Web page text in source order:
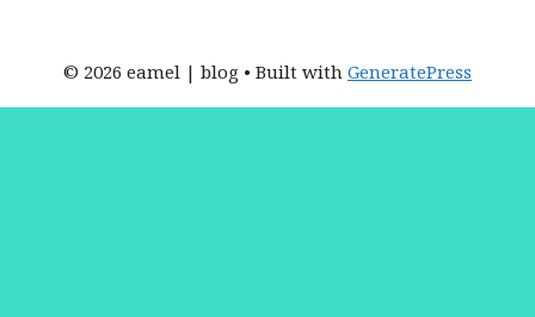
© 2026 eamel | blog • Built with GeneratePress